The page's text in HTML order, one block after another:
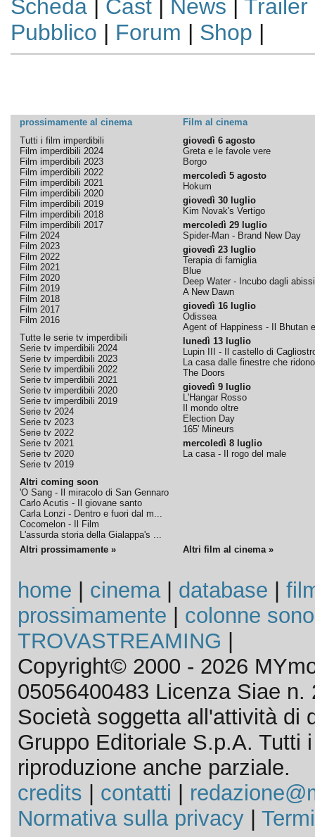
Scheda| Cast| News Trailer
Pubblico | Forum | Shop |
prossimamente al cinema
Film al cinema
Tutti i film imperdibili
Film imperdibili 2024
Film imperdibili 2023
Film imperdibili 2022
Film imperdibili 2021
Film imperdibili 2020
Film imperdibili 2019
Film imperdibili 2018
Film imperdibili 2017
Film 2024
Film 2023
Film 2022
Film 2021
Film 2020
Film 2019
Film 2018
Film 2017
Film 2016
Tutte le serie tv imperdibili
Serie tv imperdibili 2024
Serie tv imperdibili 2023
Serie tv imperdibili 2022
Serie tv imperdibili 2021
Serie tv imperdibili 2020
Serie tv imperdibili 2019
Serie tv 2024
Serie tv 2023
Serie tv 2022
Serie tv 2021
Serie tv 2020
Serie tv 2019
Altri coming soon
'O Sang - Il miracolo di San Gennaro
Carlo Acutis - Il giovane santo
Carla Lonzi - Dentro e fuori dal m...
Cocomelon - Il Film
L'assurda storia della Gialappa's ...
giovedì 6 agosto
Greta e le favole vere
Borgo
mercoledì 5 agosto
Hokum
giovedì 30 luglio
Kim Novak's Vertigo
mercoledì 29 luglio
Spider-Man - Brand New Day
giovedì 23 luglio
Terapia di famiglia
Blue
Deep Water - Incubo dagli abissi
A New Dawn
giovedì 16 luglio
Odissea
Agent of Happiness - Il Bhutan
lunedì 13 luglio
Lupin III - Il castello di
La casa dalle finestre che ridono
The Doors
giovedì 9 luglio
L'Hangar Rosso
Il mondo oltre
Election Day
165' Mineurs
mercoledì 8 luglio
La casa - Il rogo del male
Altri prossimamente » Altri film al cinema »
home cinema| database
prossimamente
colonne
TROVASTREAMING
Copyright© 2000 - 2026
05056400483 Licenza Siae n.
Società soggetta all'attività di
Gruppo Editoriale S.p.A. Tutti
riproduzione anche parziale.
credits
contatti
Normativa sulla privacy|